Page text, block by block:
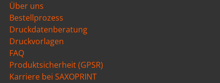
Über uns
Bestellprozess
Druckdatenberatung
Druckvorlagen
FAQ
Produktsicherheit (GPSR)
Karriere bei SAXOPRINT